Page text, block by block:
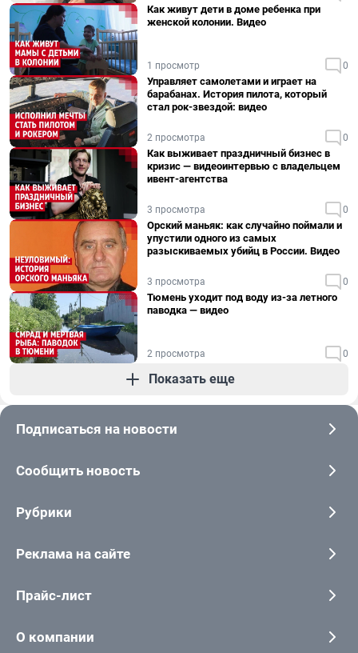
Как живут дети в доме ребенка при
женской колонии. Видео
1 просмотр 0
Управляет самолетами и играет на
барабанах. История пилота, который
стал рок-звездой: видео
2 просмотра 0
Как выживает праздничный бизнес в
кризис — видеоинтервью с владельцем
ивент-агентства
3 просмотра 0
Орский маньяк: как случайно поймали и
упустили одного из самых
разыскиваемых убийц в России. Видео
3 просмотра 0
Тюмень уходит под воду из-за летного
паводка — видео
2 просмотра 0
Показать еще
Подписаться на новости
Сообщить новость
Рубрики
Реклама на сайте
Прайс-лист
О компании